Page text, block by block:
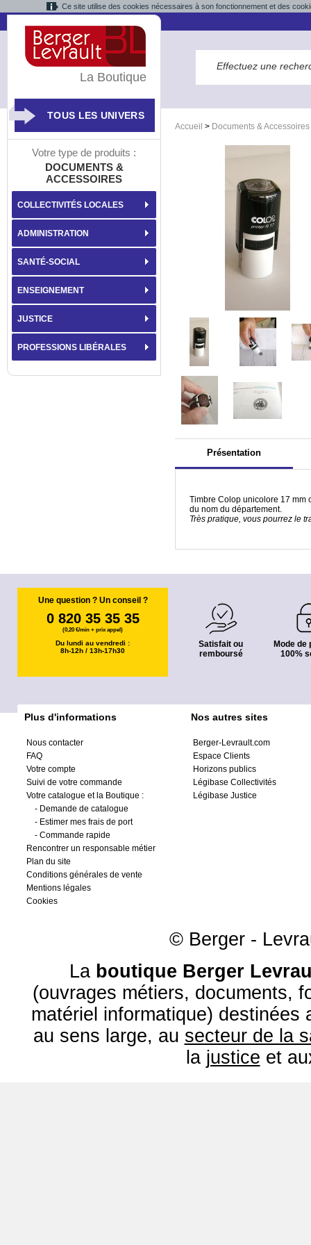
Ce site utilise des cookies nécessaires à son fonctionnement et des
Accueil > Documents & Accessoires
Présentation
Timbre Colop unicolore 17 mm
du nom du département.
Très pratique, vous pourrez le
La Boutique
TOUS LES UNIVERS
Votre type de produits :
DOCUMENTS &
ACCESSOIRES
COLLECTIVITÉS LOCALES
ADMINISTRATION
SANTÉ-SOCIAL
ENSEIGNEMENT
JUSTICE
PROFESSIONS LIBÉRALES
Une question ? Un conseil ?
0 820 35 35 35
(0,20 €/min + prix appel)
Du lundi au vendredi :
8h-12h / 13h-17h30
Satisfait ou
remboursé
Mode de
100%
Plus d'informations
Nous contacter
FAQ
Votre compte
Suivi de votre commande
Votre catalogue et la Boutique :
- Demande de catalogue
- Estimer mes frais de port
- Commande rapide
Rencontrer un responsable métier
Plan du site
Conditions générales de vente
Mentions légales
Cookies
Nos autres sites
Berger-Levrault.com
Espace Clients
Horizons publics
Légibase Collectivités
Légibase Justice
© Berger -
La boutique Berger
(ouvrages métiers, documents,
matériel informatique) destinées
au sens large, au secteur de la
la justice et